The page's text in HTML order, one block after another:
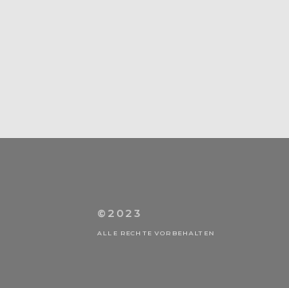
©2023
ALLE RECHTE VORBEHALTEN